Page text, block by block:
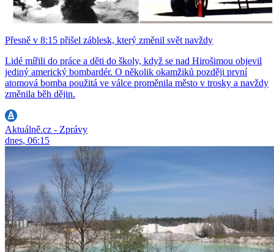
Přesně v 8:15 přišel záblesk, který změnil svět navždy
Lidé mířili do práce a děti do školy, když se nad Hirošimou objevil
jediný americký bombardér. O několik okamžiků později první
atomová bomba použitá ve válce proměnila město v trosky a navždy
změnila běh dějin.
Aktuálně.cz - Zprávy
dnes, 06:15